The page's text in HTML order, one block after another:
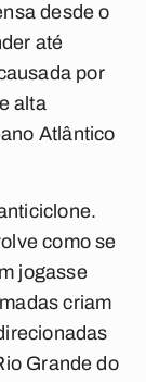
desde o
até
por
alta
Atlântico
como se
jogasse
criam
Grande do